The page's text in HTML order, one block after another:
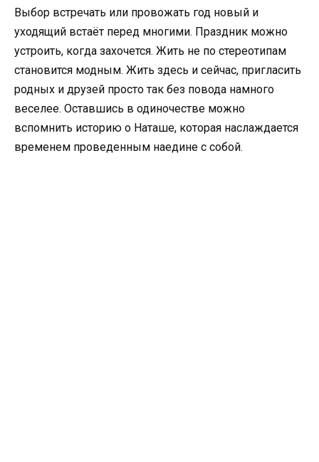
Выбор встречать или провожать год новый и
уходящий встаёт перед многими. Праздник можно
устроить, когда захочется. Жить не по стереотипам
становится модным. Жить здесь и сейчас, пригласить
родных и друзей просто так без повода намного
веселее. Оставшись в одиночестве можно
вспомнить историю о Наташе, которая наслаждается
временем проведенным наедине с собой.